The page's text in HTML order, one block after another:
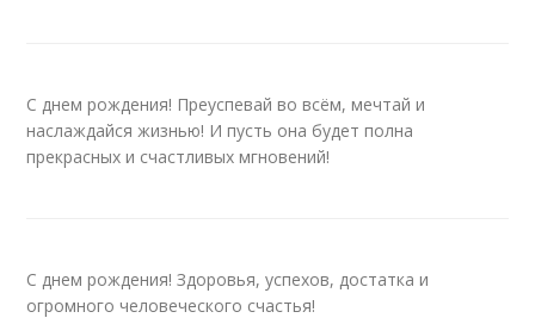
С днем рождения! Преуспевай во всём, мечтай и
наслаждайся жизнью! И пусть она будет полна
прекрасных и счастливых мгновений!
С днем рождения! Здоровья, успехов, достатка и
огромного человеческого счастья!